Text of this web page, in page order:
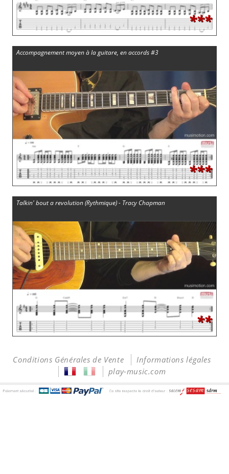
***
Accompagnement moyen à la guitare, en accords #3
***
Talkin' bout a revolution (Rythmique) - Tracy Chapman
**
Conditions Générales de Vente
Informations légales
play-music.com